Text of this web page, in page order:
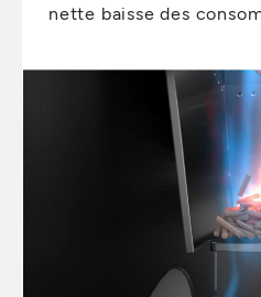
nette baisse des